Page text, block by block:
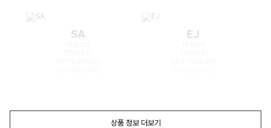
SA EJ
상품 정보 더보기